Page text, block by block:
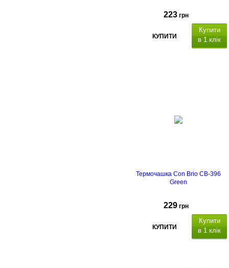
223 грн
КУПИТИ
Купити
в 1 клік
Термочашка Con Brio CB-396
Green
229 грн
КУПИТИ
Купити
в 1 клік